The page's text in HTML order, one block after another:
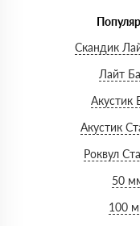
Скандик
Лайт
Акустик
Акустик
Роквул
50
100